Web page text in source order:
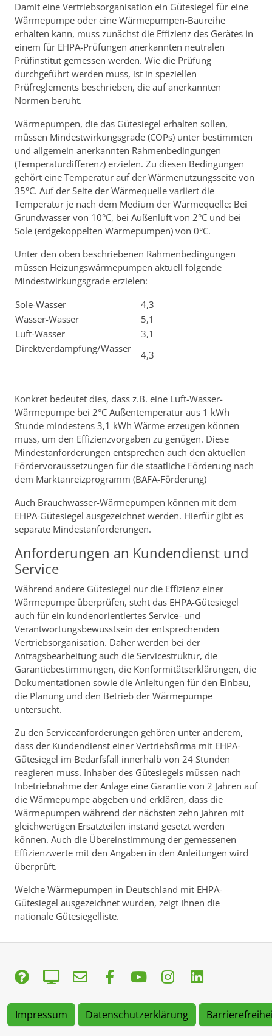
Damit eine Vertriebsorganisation ein Gütesiegel für eine
Wärmepumpe oder eine Wärmepumpen-Baureihe
erhalten kann, muss zunächst die Effizienz des Gerätes in
einem für EHPA-Prüfungen anerkannten neutralen
Prüfinstitut gemessen werden. Wie die Prüfung
durchgeführt werden muss, ist in speziellen
Prüfreglements beschrieben, die auf anerkannten
Normen beruht.
Wärmepumpen, die das Gütesiegel erhalten sollen,
müssen Mindestwirkungsgrade (COPs) unter bestimmten
und allgemein anerkannten Rahmenbedingungen
(Temperaturdifferenz) erzielen. Zu diesen Bedingungen
gehört eine Temperatur auf der Wärmenutzungsseite von
35°C. Auf der Seite der Wärmequelle variiert die
Temperatur je nach dem Medium der Wärmequelle: Bei
Grundwasser von 10°C, bei Außenluft von 2°C und bei
Sole (erdgekoppelten Wärmepumpen) von 0°C.
Unter den oben beschriebenen Rahmenbedingungen
müssen Heizungswärmepumpen aktuell folgende
Mindestwirkungsgrade erzielen:
Sole-Wasser
4,3
Wasser-Wasser
5,1
Luft-Wasser
3,1
Direktverdampfung/Wasser
4,3
Konkret bedeutet dies, dass z.B. eine Luft-Wasser-
Wärmepumpe bei 2°C Außentemperatur aus 1 kWh
Stunde mindestens 3,1 kWh Wärme erzeugen können
muss, um den Effizienzvorgaben zu genügen. Diese
Mindestanforderungen entsprechen auch den aktuellen
Fördervoraussetzungen für die staatliche Förderung nach
dem Marktanreizprogramm (BAFA-Förderung)
Auch Brauchwasser-Wärmepumpen können mit dem
EHPA-Gütesiegel ausgezeichnet werden. Hierfür gibt es
separate Mindestanforderungen.
Anforderungen an Kundendienst und
Service
Während andere Gütesiegel nur die Effizienz einer
Wärmepumpe überprüfen, steht das EHPA-Gütesiegel
auch für ein kundenorientiertes Service- und
Verantwortungsbewusstsein der entsprechenden
Vertriebsorganisation. Daher werden bei der
Antragsbearbeitung auch die Servicestruktur, die
Garantiebestimmungen, die Konformitätserklärungen, die
Dokumentationen sowie die Anleitungen für den Einbau,
die Planung und den Betrieb der Wärmepumpe
untersucht.
Zu den Serviceanforderungen gehören unter anderem,
dass der Kundendienst einer Vertriebsfirma mit EHPA-
Gütesiegel im Bedarfsfall innerhalb von 24 Stunden
reagieren muss. Inhaber des Gütesiegels müssen nach
Inbetriebnahme der Anlage eine Garantie von 2 Jahren auf
die Wärmepumpe abgeben und erklären, dass die
Wärmepumpen während der nächsten zehn Jahren mit
gleichwertigen Ersatzteilen instand gesetzt werden
können. Auch die Übereinstimmung der gemessenen
Effizienzwerte mit den Angaben in den Anleitungen wird
überprüft.
Welche Wärmepumpen in Deutschland mit EHPA-
Gütesiegel ausgezeichnet wurden, zeigt Ihnen die
nationale Gütesiegelliste.
Impressum Datenschutzerklärung